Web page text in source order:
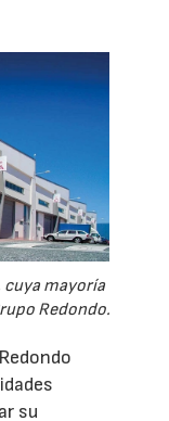
cuya mayoría
Redondo.
su